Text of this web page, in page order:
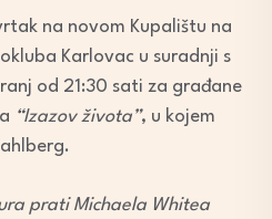
na novom Kupalištu na
Karlovac u suradnji s
od 21:30 sati za građane
“Izazov života”, u kojem
prati Michaela Whitea